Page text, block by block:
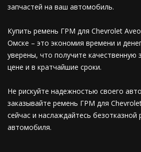
запчастей на ваш автомобиль.
Купить ремень ГРМ для Chevrolet
Омске – это экономия времени и
уверены, что получите качественную
цене и в кратчайшие сроки.
Не рискуйте надежностью своего
заказывайте ремень ГРМ для
сейчас и наслаждайтесь
автомобиля.